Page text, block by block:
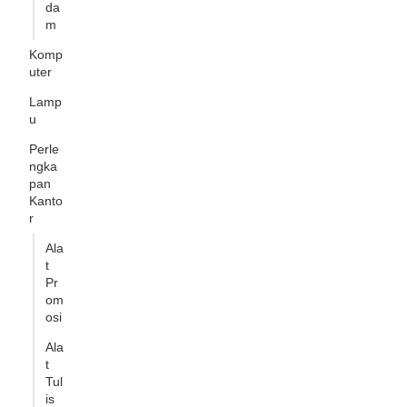
da
m
Komp
uter
Lamp
u
Perle
ngka
pan
Kanto
r
Ala
t
Pr
om
osi
Ala
t
Tul
is